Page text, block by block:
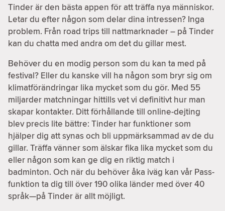
Tinder är den bästa appen för att träffa nya människor.
Letar du efter någon som delar dina intressen? Inga
problem. Från road trips till nattmarknader – på Tinder
kan du chatta med andra om det du gillar mest.
Behöver du en modig person som du kan ta med på
festival? Eller du kanske vill ha någon som bryr sig om
klimatförändringar lika mycket som du gör. Med 55
miljarder matchningar hittills vet vi definitivt hur man
skapar kontakter. Ditt förhållande till online-dejting
blev precis lite bättre: Tinder har funktioner som
hjälper dig att synas och bli uppmärksammad av de du
gillar. Träffa vänner som älskar fika lika mycket som du
eller någon som kan ge dig en riktig match i
badminton. Och när du behöver åka iväg kan vår Pass-
funktion ta dig till över 190 olika länder med över 40
språk—på Tinder är allt möjligt.